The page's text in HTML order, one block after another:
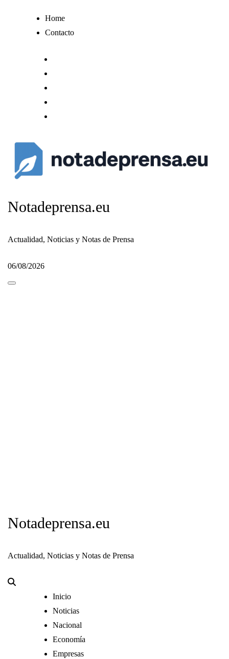
Home
Contacto
Notadeprensa.eu
Actualidad, Noticias y Notas de Prensa
06/08/2026
Notadeprensa.eu
Actualidad, Noticias y Notas de Prensa
Inicio
Noticias
Nacional
Economía
Empresas